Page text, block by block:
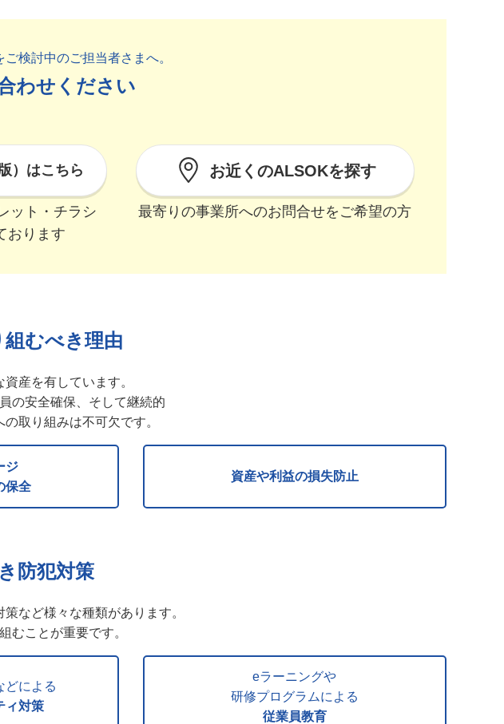
ご検討中のご担当者さまへ。
わせください
）はこちら
ット・チラシ
おります
お近くのALSOKを探す
最寄りの事業所へのお問合せをご希望の方
むべき理由
産を有しています。
の安全確保、そして継続的
取り組みは不可欠です。
ジ
保全
資産や利益の損失防止
防犯対策
など様々な種類があります。
むことが重要です。
どによる
ィ対策
eラーニングや
研修プログラムによる
従業員教育